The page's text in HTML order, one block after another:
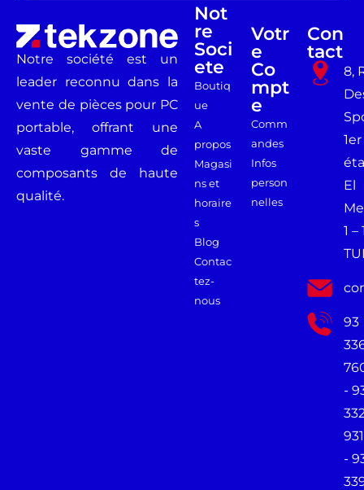
Notre société est un
leader reconnu dans la
vente de pièces pour PC
portable, offrant une
vaste gamme de
composants de haute
qualité.
Not
Re
Soci
Ete
Boutiq
ue
A
propos
Magasi
ns et
horaire
s
Blog
Contac
tez-
nous
Votr
E
Co
Mpt
E
Comm
andes
Infos
person
nelles
Con
Tact
8,
1er
El
1 –
93
-
931
-